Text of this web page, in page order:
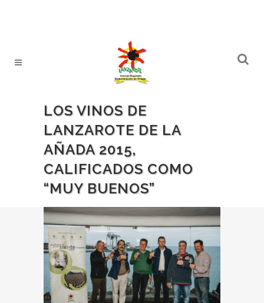
LOS VINOS DE
LANZAROTE DE LA
AÑADA 2015,
CALIFICADOS COMO
“MUY BUENOS”